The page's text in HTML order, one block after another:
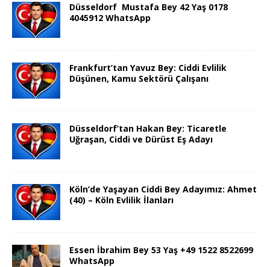
Düsseldorf Mustafa Bey 42 Yaş 0178
4045912 WhatsApp
Frankfurt’tan Yavuz Bey: Ciddi Evlilik
Düşünen, Kamu Sektörü Çalışanı
Düsseldorf’tan Hakan Bey: Ticaretle
Uğraşan, Ciddi ve Dürüst Eş Adayı
Köln’de Yaşayan Ciddi Bey Adayımız: Ahmet
(40) – Köln Evlilik İlanları
Essen İbrahim Bey 53 Yaş +49 1522 8522699
WhatsApp